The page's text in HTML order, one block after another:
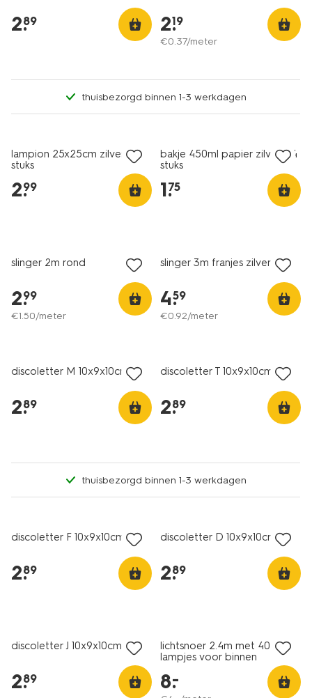
2.
89 2.
19
€0.37/meter
thuisbezorgd binnen 1-3 werkdagen
lampion 25x25cm zilver - 2
stuks
2.
99
bakje 450ml papier zilver - 4
stuks
1.
75
slinger 2m rond
2.
99
€1.50/meter
slinger 3m franjes zilver
4.
59
€0.92/meter
discoletter M 10x9x10cm
2.
89
discoletter T 10x9x10cm
2.
89
thuisbezorgd binnen 1-3 werkdagen
discoletter F 10x9x10cm
2.
89
discoletter D 10x9x10cm
2.
89
discoletter J 10x9x10cm
2.
89
lichtsnoer 2.4m met 40
lampjes voor binnen
8.
–